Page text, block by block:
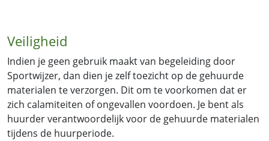
Veiligheid
Indien je geen gebruik maakt van begeleiding door
Sportwijzer, dan dien je zelf toezicht op de gehuurde
materialen te verzorgen. Dit om te voorkomen dat er
zich calamiteiten of ongevallen voordoen. Je bent als
huurder verantwoordelijk voor de gehuurde materialen
tijdens de huurperiode.